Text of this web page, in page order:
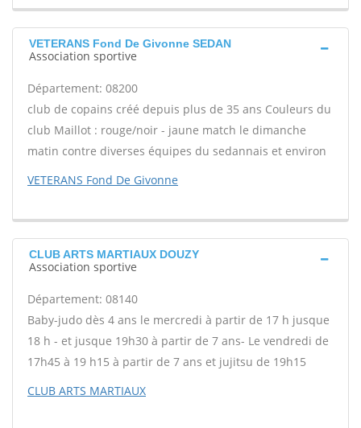
VETERANS Fond De Givonne SEDAN
Association sportive
Département: 08200
club de copains créé depuis plus de 35 ans Couleurs du
club Maillot : rouge/noir - jaune match le dimanche
matin contre diverses équipes du sedannais et environ
VETERANS Fond De Givonne
CLUB ARTS MARTIAUX DOUZY
Association sportive
Département: 08140
Baby-judo dès 4 ans le mercredi à partir de 17 h jusque
18 h - et jusque 19h30 à partir de 7 ans- Le vendredi de
17h45 à 19 h15 à partir de 7 ans et jujitsu de 19h15
CLUB ARTS MARTIAUX